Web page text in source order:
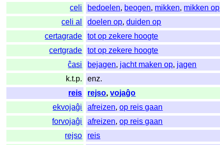
celi
bedoelen, beogen, mikken, mikken op
celi al
doelen op,duiden op
certagrade
tot op zekere hoogte
certgrade
tot op zekere hoogte
ĉasi
bejagen, jacht maken op, jagen
k.t.p.
enz.
reis
rejso,vojaĝo
ekvojaĝi
afreizen,op reis gaan
forvojaĝi
afreizen,op reis gaan
rejso
reis